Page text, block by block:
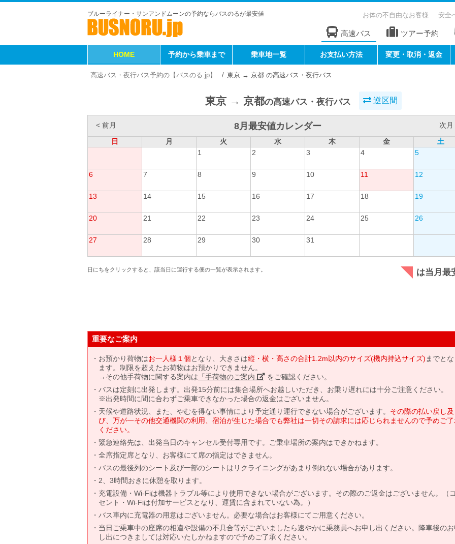
ブルーライナー・サンアンドムーンの予約ならバスのるが最安値 お体の不自由なお客様 安全
高速バス ツアー予約
HOME 予約から乗車まで 乗車地一覧 お支払い方法 変更・取消・返金
高速バス・夜行バス予約の【バスのる.jp】 東京 → 京都 の高速バス・夜行バス
東京 → 京都の高速バス・夜行バス 逆区間
< 前月 8月最安値カレンダー
次月
日
月 火 水 木 金
土
1
2 3 4 5
6 7 8 9 10 11 12
13 14 15 16 17 18 19
20 21 22 23 24 25 26
27 28 29 30 31
日にちをクリックすると、該当日に運行する便の一覧が表示されます。 は当月最
重要なご案内
お預かり荷物はお一人様１個となり、大きさは縦・横・高さの合計1.2m以内のサイズ(機内持込サイズ) までと
ます。制限を超えたお荷物はお預かりできません。
→その他手荷物に関する案内は 「手荷物のご案内」 をご確認ください。
バスは定刻に出発します。出発15分前には集合場所へお越しいただき、お乗り遅れには十分ご注意ください。
※出発時間に間に合わずご乗車できなかった場合の返金はございません。
天候や道路状況、また、やむを得ない事情により予定通り運行できない場合がございます。 その際の払い戻し及
び、万が一その他交通機関の利用、宿泊が生じた場合でも弊社は一切その請求には応じられませんので予めご
ください。
緊急連絡先は、出発当日のキャンセル受付専用です。ご乗車場所の案内はできかねます。
全席指定席となり、お客様にて席の指定はできません。
バスの最後列のシート及び一部のシートはリクライニングがあまり倒れない場合があります。
2、3時間おきに休憩を取ります。
充電設備・Wi-Fiは機器トラブル等により使用できない場合がございます。その際のご返金はございません。（
セント・Wi-Fiは付加サービスとなり、運賃に含まれていない為。）
バス車内に充電器の用意はございません。必要な場合はお客様にてご用意ください。
当日ご乗車中の座席の相違や設備の不具合等がございましたら速やかに乗務員へお申し出ください。降車後の
し出につきましては対応いたしかねますので予めご了承ください。